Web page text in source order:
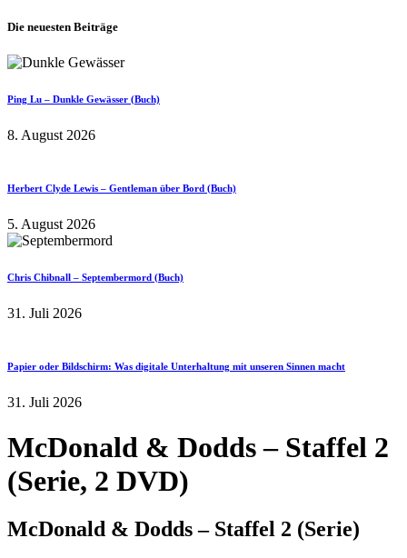
Die neuesten Beiträge
Ping Lu – Dunkle Gewässer (Buch)
8. August 2026
Herbert Clyde Lewis – Gentleman über Bord (Buch)
5. August 2026
Chris Chibnall – Septembermord (Buch)
31. Juli 2026
Papier oder Bildschirm: Was digitale Unterhaltung mit unseren Sinnen macht
31. Juli 2026
McDonald & Dodds – Staffel 2
(Serie, 2 DVD)
McDonald & Dodds – Staffel 2 (Serie)